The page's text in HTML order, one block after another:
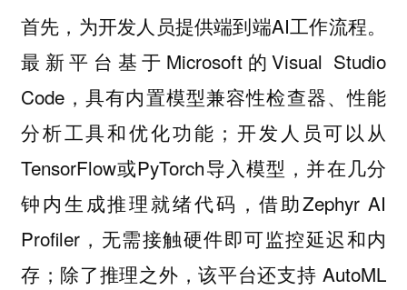
首先，为开发人员提供端到端AI工作流程。
最新平台基于Microsoft的Visual Studio
Code，具有内置模型兼容性检查器、性能
分析工具和优化功能；开发人员可以从
TensorFlow或PyTorch导入模型，并在几分
钟内生成推理就绪代码，借助Zephyr AI
Profiler，无需接触硬件即可监控延迟和内
存；除了推理之外，该平台还支持 AutoML